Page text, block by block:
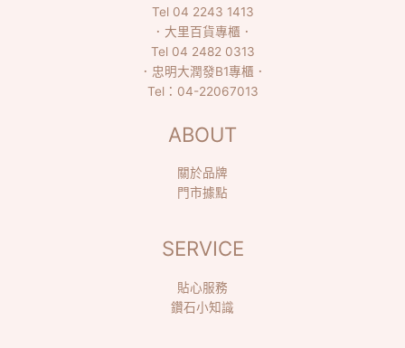
Tel 04 2243 1413
． 大里百貨專櫃 ．
Tel 04 2482 0313
． 忠明大潤發B1專櫃 ．
Tel： 04-22067013
ABOUT
關於品牌
門市據點
SERVICE
貼心服務
鑽石小知識